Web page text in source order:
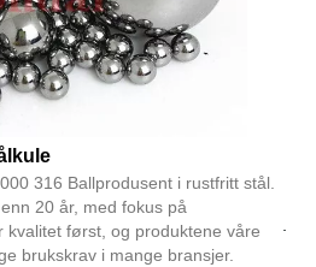
316 Ballprodusent i rustfritt stål.
20 år, med fokus på
kvalitet først, og produktene våre
brukskrav i mange bransjer.